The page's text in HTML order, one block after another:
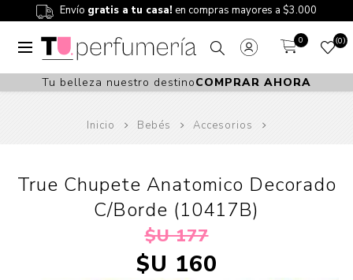
Envío gratis a tu casa! en compras mayores a $3.000
0 0
Tu belleza nuestro destinoCOMPRAR AHORA
Inicio Bebés Accesorios
True Chupete Anatomico Decorado
C/Borde (10417B)
$U 177
$U 160